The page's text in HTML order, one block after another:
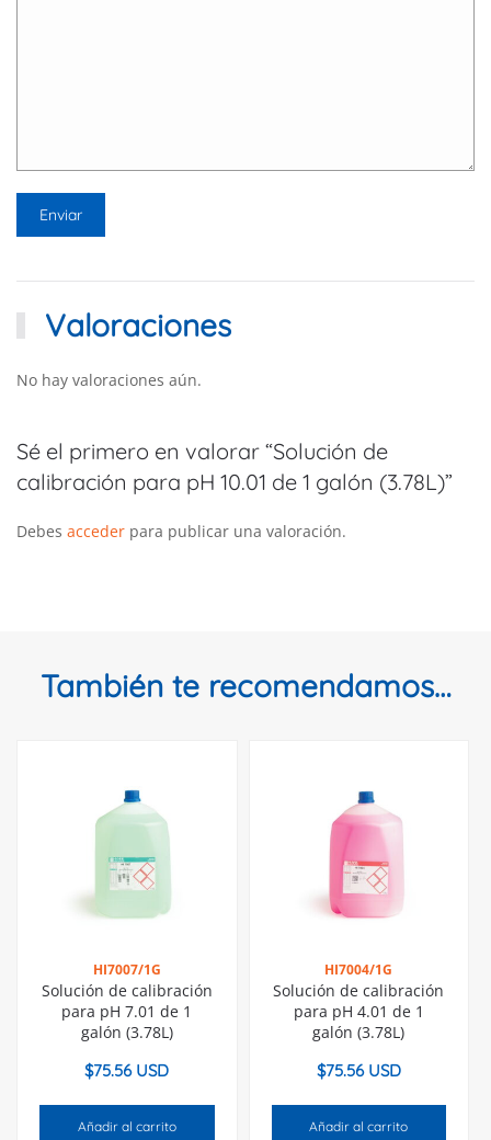
Valoraciones
No hay valoraciones aún.
Sé el primero en valorar “Solución de
calibración para pH 10.01 de 1 galón (3.78L)”
Debes acceder para publicar una valoración.
También te recomendamos…
HI7007/1G
Solución de calibración
para pH 7.01 de 1
galón (3.78L)
$75.56 USD
Añadir al carrito
HI7004/1G
Solución de calibración
para pH 4.01 de 1
galón (3.78L)
$75.56 USD
Añadir al carrito